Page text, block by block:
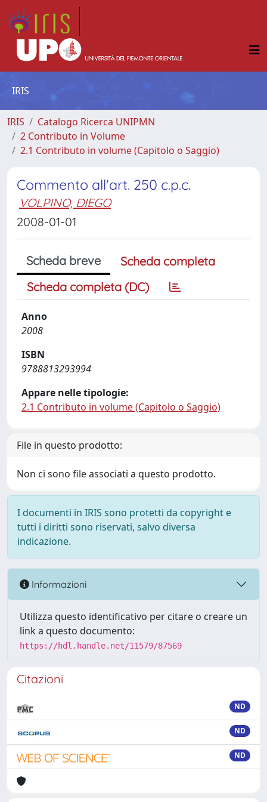
IRIS
IRIS
Catalogo Ricerca UNIPMN
2 Contributo in Volume
2.1 Contributo in volume (Capitolo o Saggio)
Commento all'art. 250 c.p.c.
VOLPINO, DIEGO
2008-01-01
Scheda breve
Scheda completa
Scheda completa (DC)
Anno
2008
ISBN
9788813293994
Appare nelle tipologie:
2.1 Contributo in volume (Capitolo o Saggio)
File in questo prodotto:
Non ci sono file associati a questo prodotto.
I documenti in IRIS sono protetti da copyright e
tutti i diritti sono riservati, salvo diversa
indicazione.
Informazioni
Utilizza questo identificativo per citare o creare un
link a questo documento:
https://hdl.handle.net/11579/87569
Citazioni
ND
ND
ND